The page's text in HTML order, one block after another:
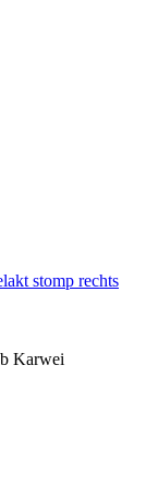
stomp rechts
Karwei